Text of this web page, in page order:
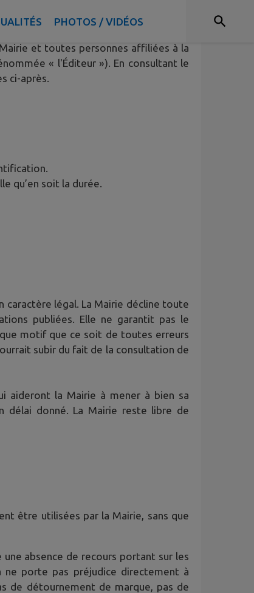
PHOTOS / VIDÉOS
et toutes personnes affiliées à la
« l'Éditeur »). En consultant le
ci-après.
qu’en soit la durée.
caractère légal. La Mairie décline toute
publiées. Elle ne garantit pas le
motif que ce soit de toutes erreurs
subir du fait de la consultation de
aideront la Mairie à mener à bien sa
délai donné. La Mairie reste libre de
être utilisées par la Mairie, sans que
absence de recours portant sur les
porte pas préjudice directement à
de détournement de marque, pas de